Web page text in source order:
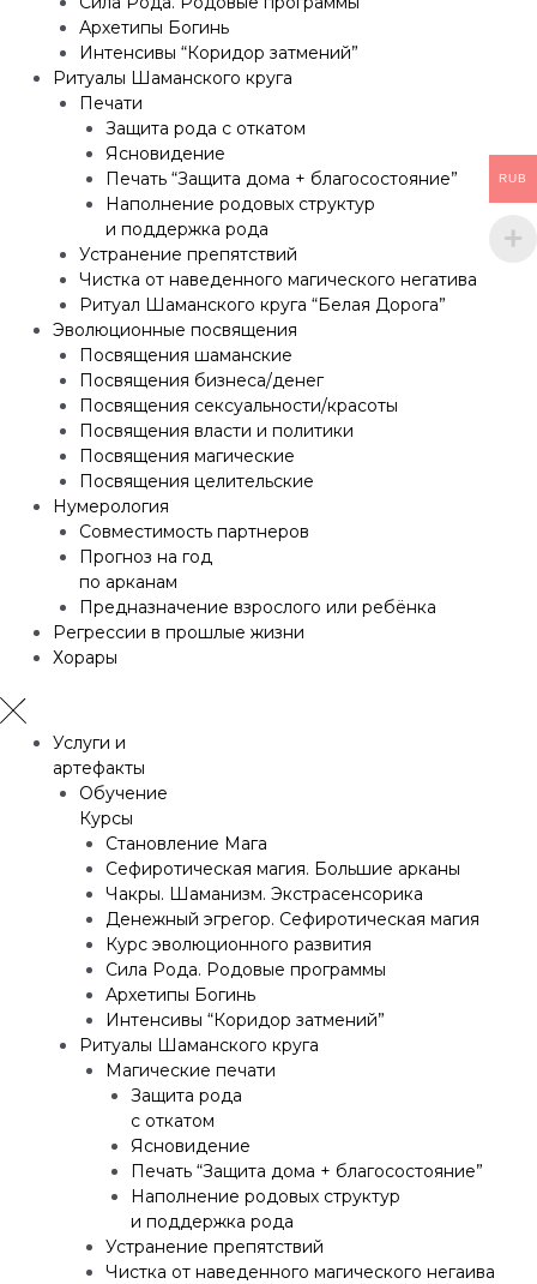
Архетипы Богинь
Интенсивы “Коридор затмений”
Ритуалы Шаманского круга
Печати
Защита рода с откатом
Ясновидение
Печать “Защита дома + благосостояние”
Наполнение родовых структур
и поддержка рода
Устранение препятствий
Чистка от наведенного магического негатива
Ритуал Шаманского круга “Белая Дорога”
Эволюционные посвящения
Посвящения шаманские
Посвящения бизнеса/денег
Посвящения сексуальности/красоты
Посвящения власти и политики
Посвящения магические
Посвящения целительские
Нумерология
Совместимость партнеров
Прогноз на год
по арканам
Предназначение взрослого или ребёнка
Регрессии в прошлые жизни
Хорары
RUB
Услуги и
артефакты
Обучение
Курсы
Становление Мага
Сефиротическая магия. Большие арканы
Чакры. Шаманизм. Экстрасенсорика
Денежный эгрегор. Сефиротическая магия
Курс эволюционного развития
Сила Рода. Родовые программы
Архетипы Богинь
Интенсивы “Коридор затмений”
Ритуалы Шаманского круга
Магические печати
Защита рода
с откатом
Ясновидение
Печать “Защита дома + благосостояние”
Наполнение родовых структур
и поддержка рода
Устранение препятствий
Чистка от наведенного магического негаива